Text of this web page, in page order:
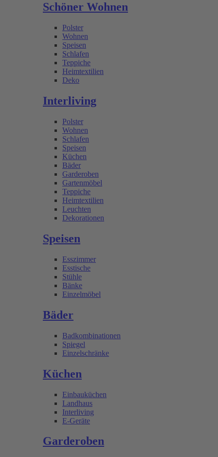
Schöner Wohnen
Polster
Wohnen
Speisen
Schlafen
Teppiche
Heimtextilien
Deko
Interliving
Polster
Wohnen
Schlafen
Speisen
Küchen
Bäder
Garderoben
Gartenmöbel
Teppiche
Heimtextilien
Leuchten
Dekorationen
Speisen
Esszimmer
Esstische
Stühle
Bänke
Einzelmöbel
Bäder
Badkombinationen
Spiegel
Einzelschränke
Küchen
Einbauküchen
Landhaus
Interliving
E-Geräte
Garderoben